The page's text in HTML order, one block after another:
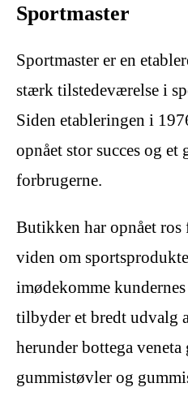
Sportmaster
Sportmaster er en
stærk tilstedeværelse i
Siden etableringen i
opnået stor succes og
forbrugerne.
Butikken har opnået ros
viden om
imødekomme
tilbyder et bredt udvalg
herunder bottega
gummistøvler og